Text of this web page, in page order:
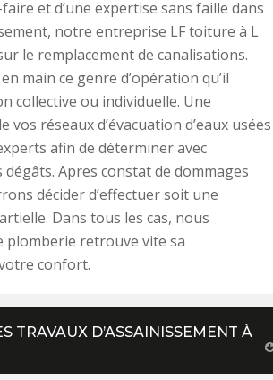
et d’une expertise sans faille dans
notre entreprise LF toiture à L
le remplacement de canalisations.
main ce genre d’opération qu’il
collective ou individuelle. Une
vos réseaux d’évacuation d’eaux usées
afin de déterminer avec
dégâts. Apres constat de dommages
décider d’effectuer soit une
Dans tous les cas, nous
plomberie retrouve vite sa
confort.
TRAVAUX D’ASSAINISSEMENT À